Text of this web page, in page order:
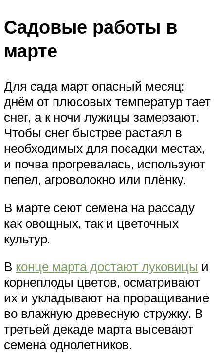
Садовые работы в
марте
Для сада март опасный месяц:
днём от плюсовых температур тает
снег, а к ночи лужицы замерзают.
Чтобы снег быстрее растаял в
необходимых для посадки местах,
и почва прогревалась, используют
пепел, агроволокно или плёнку.
В марте сеют семена на рассаду
как овощных, так и цветочных
культур.
В конце марта достают луковицы и
корнеплоды цветов, осматривают
их и укладывают на проращивание
во влажную древесную стружку. В
третьей декаде марта высевают
семена однолетников.